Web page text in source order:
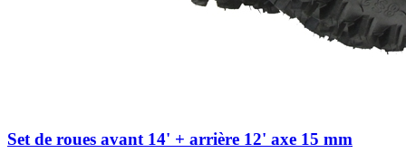
Set de roues avant 14' + arrière 12' axe 15 mm